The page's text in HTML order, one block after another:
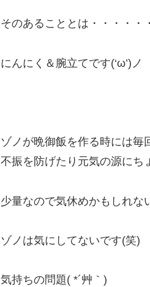
そのあることとは・・・・・
にんにく＆腕立てです(‘ω’)ノ
ゾノが晩御飯を作る時には毎
不振を防げたり元気の源にち
少量なので気休めかもしれな
ゾノは気にしてないです(笑)
気持ちの問題( *´艸｀)